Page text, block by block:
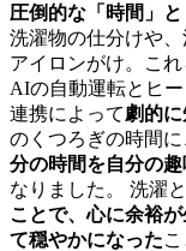
圧倒的な「時間」
洗濯物の仕分けや
アイロンがけ。こ
AIの自動運転とヒ
連携によって劇的
のくつろぎの時間に
分の時間を自分の
なりました。 洗濯
ことで、心に余裕
て穏やかになった